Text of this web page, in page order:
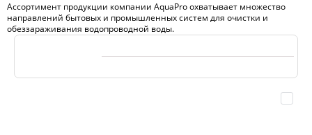
Ассортимент продукции компании AquaPro охватывает множество
направлений бытовых и промышленных систем для очистки и
обеззараживания водопроводной воды.